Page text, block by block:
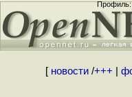
[ новости/+++